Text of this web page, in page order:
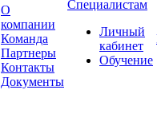
О
компании
Команда
Партнеры
Контакты
Документы
Специалистам
Личный
кабинет
Обучение